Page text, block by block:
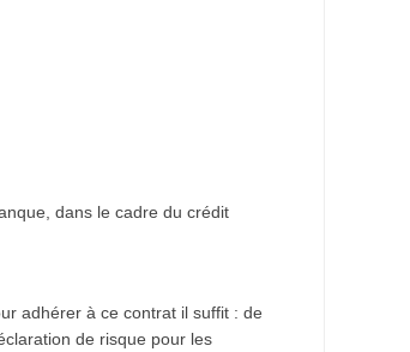
dans le cadre du crédit
adhérer à ce contrat il suffit : de
de risque pour les